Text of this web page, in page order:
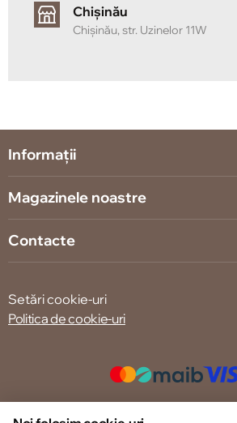
Chișinău
Chișinău, str. Uzinelor 11W
Informații
Magazinele noastre
Contacte
Setări cookie-uri
Politica de cookie-uri
© 2013 – 2026 ECOM